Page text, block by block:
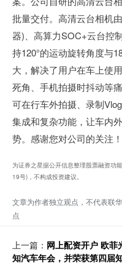
批量交付。高清云台相机
器)、高算力SOC+云台控
持120°的运动旋转角度与
大，解决了用户在车上使
死角、手机拍摄时抖动等
可在行车外拍摄、录制
集成和复杂功能，让车内
势。感谢您对公司的关注！
为证券之星据公开信息整理股票融资
19号)，不构成投资建议。
文章为作者独立观点，不代表联
点
上一篇： 网上配资开户 欧菲
知汽车年会，并荣获第四届